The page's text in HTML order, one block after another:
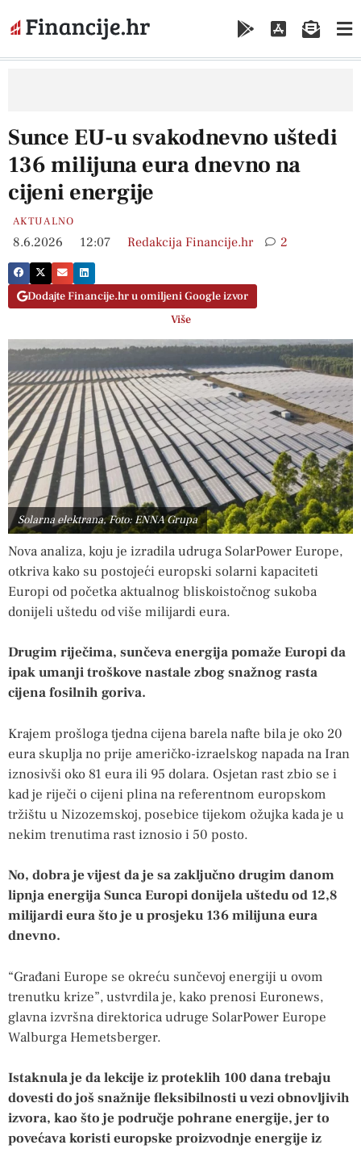
Sunce EU-u svakodnevno uštedi
136 milijuna eura dnevno na
cijeni energije
AKTUALNO
8.6.2026 12:07 Redakcija Financije.hr 2
Dodajte Financije.hr u omiljeni Google izvor
Više
Solarna elektrana, Foto: ENNA Grupa
Nova analiza, koju je izradila udruga SolarPower Europe,
otkriva kako su postojeći europski solarni kapaciteti
Europi od početka aktualnog bliskoistočnog sukoba
donijeli uštedu od više milijardi eura.
Drugim riječima, sunčeva energija pomaže Europi da
ipak umanji troškove nastale zbog snažnog rasta
cijena fosilnih goriva.
Krajem prošloga tjedna cijena barela nafte bila je oko 20
eura skuplja no prije američko-izraelskog napada na Iran
iznosivši oko 81 eura ili 95 dolara. Osjetan rast zbio se i
kad je riječi o cijeni plina na referentnom europskom
tržištu u Nizozemskoj, posebice tijekom ožujka kada je u
nekim trenutima rast iznosio i 50 posto.
No, dobra je vijest da je sa zaključno drugim danom
lipnja energija Sunca Europi donijela uštedu od 12,8
milijardi eura što je u prosjeku 136 milijuna eura
dnevno.
“Građani Europe se okreću sunčevoj energiji u ovom
trenutku krize”, ustvrdila je, kako prenosi Euronews,
glavna izvršna direktorica udruge SolarPower Europe
Walburga Hemetsberger.
Istaknula je da lekcije iz proteklih 100 dana trebaju
dovesti do još snažnije fleksibilnosti u vezi obnovljivih
izvora, kao što je područje pohrane energije, jer to
povećava koristi europske proizvodnje energije iz